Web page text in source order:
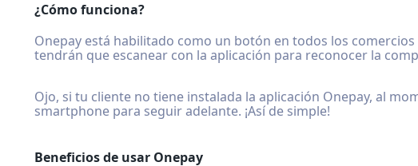
¿Cómo funciona?
Onepay está habilitado como un botón en todos los
tendrán que escanear con la aplicación para reconocer la
Ojo, si tu cliente no tiene instalada la aplicación Onepay, al
smartphone para seguir adelante. ¡Así de simple!
Beneficios de usar Onepay